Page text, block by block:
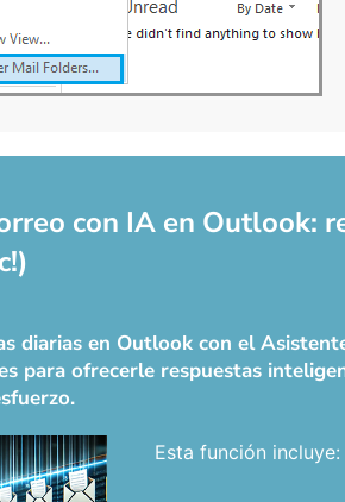
con IA en Outlook:
diarias en Outlook con el
para ofrecerle respuestas
Esta función incluye: